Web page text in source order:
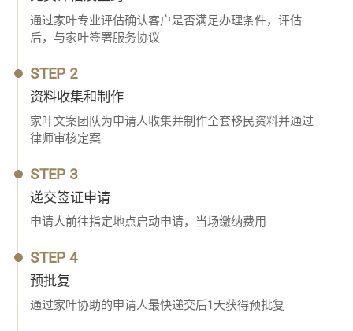
通过家叶专业评估确认客户是否满足办理条件，评估
后，与家叶签署服务协议
STEP 2
资料收集和制作
家叶文案团队为申请人收集并制作全套移民资料并通过
律师审核定案
STEP 3
递交签证申请
申请人前往指定地点启动申请，当场缴纳费用
STEP 4
预批复
通过家叶协助的申请人最快递交后1天获得预批复